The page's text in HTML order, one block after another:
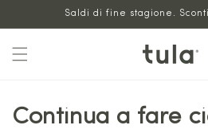
contenuto
Saldi di fine stagione.
Continua a fare